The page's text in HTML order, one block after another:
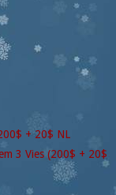
+ 20$ NL
3 Vies (200$ + 20$